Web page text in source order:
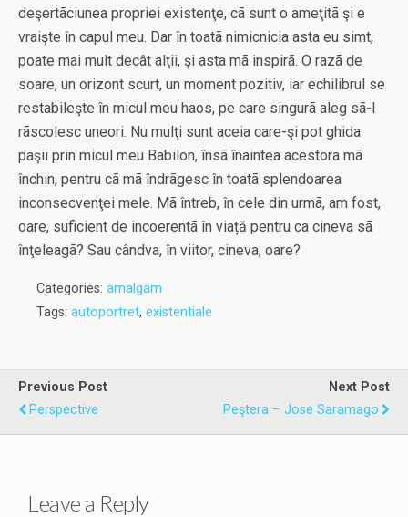
deşertãciunea propriei existenţe, cã sunt o ameţitã şi e
vraişte în capul meu. Dar în toatã nimicnicia asta eu simt,
poate mai mult decât alţii, şi asta mã inspirã. O razã de
soare, un orizont scurt, un moment pozitiv, iar echilibrul se
restabileşte în micul meu haos, pe care singurã aleg sã-l
rãscolesc uneori. Nu mulţi sunt aceia care-şi pot ghida
paşii prin micul meu Babilon, însã înaintea acestora mã
închin, pentru cã mã îndrãgesc în toatã splendoarea
inconsecvenţei mele. Mã întreb, în cele din urmã, am fost,
oare, suficient de incoerentã în viață pentru ca cineva sã
înţeleagã? Sau cândva, în viitor, cineva, oare?
Categories: amalgam
Tags: autoportret, existentiale
Previous Post
Perspective
Next Post
Peştera – Jose Saramago
Leave a Reply